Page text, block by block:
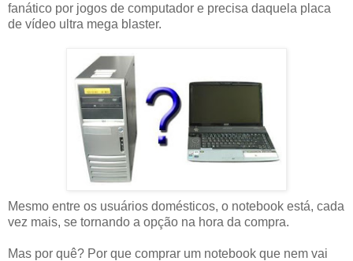
fanático por jogos de computador e precisa daquela placa
de vídeo ultra mega blaster.
Mesmo entre os usuários domésticos, o notebook está, cada
vez mais, se tornando a opção na hora da compra.
Mas por quê? Por que comprar um notebook que nem vai